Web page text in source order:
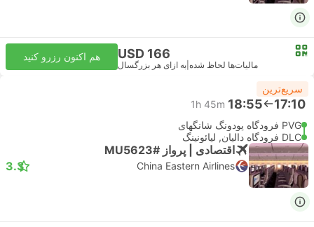
USD 166
مالیات‌ها لحاظ شده به ازای هر بزرگسال
هم اکنون رزرو کنید
سریع‌ترین
17:10
18:55
1h 45m
PVG فرودگاه پودونگ شانگهای
DLC فرودگاه دالیان, لیائونینگ
اقتصادی | پرواز #MU5623
China Eastern Airlines
3.3